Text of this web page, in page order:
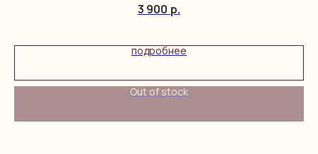
3 900 р.
подробнее
Out of stock